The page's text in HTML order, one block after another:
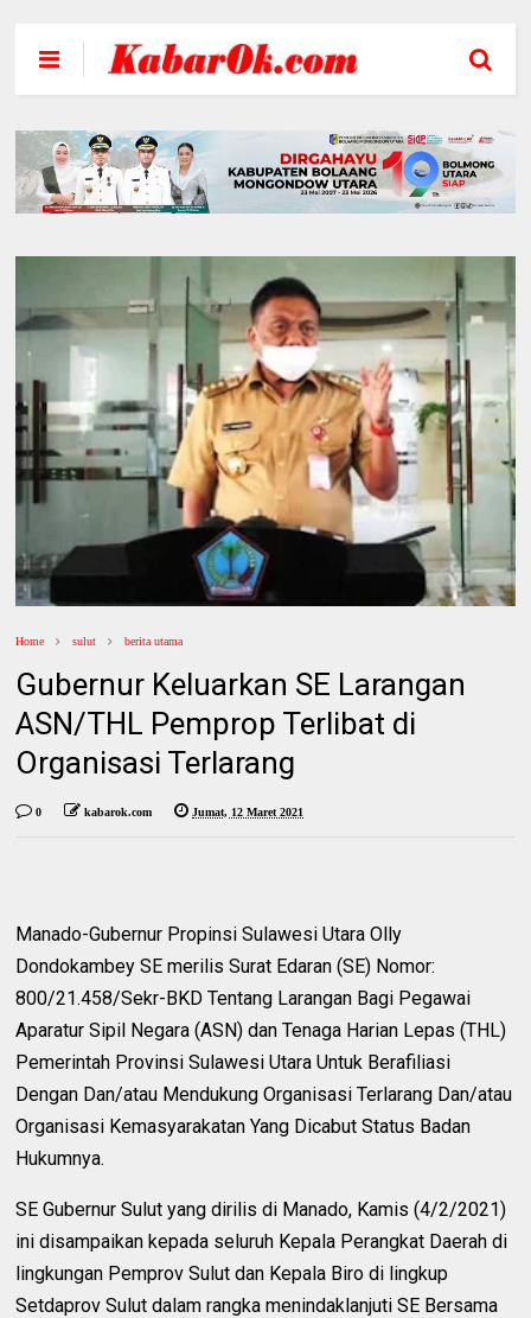
Home sulut berita utama
Gubernur Keluarkan SE Larangan
ASN/THL Pemprop Terlibat di
Organisasi Terlarang
0 kabarok.com Jumat, 12 Maret 2021
Manado-Gubernur Propinsi Sulawesi Utara Olly
Dondokambey SE merilis Surat Edaran (SE) Nomor:
800/21.458/Sekr-BKD Tentang Larangan Bagi Pegawai
Aparatur Sipil Negara (ASN) dan Tenaga Harian Lepas (THL)
Pemerintah Provinsi Sulawesi Utara Untuk Berafiliasi
Dengan Dan/atau Mendukung Organisasi Terlarang Dan/atau
Organisasi Kemasyarakatan Yang Dicabut Status Badan
Hukumnya.
SE Gubernur Sulut yang dirilis di Manado, Kamis (4/2/2021)
ini disampaikan kepada seluruh Kepala Perangkat Daerah di
lingkungan Pemprov Sulut dan Kepala Biro di lingkup
Setdaprov Sulut dalam rangka menindaklanjuti SE Bersama